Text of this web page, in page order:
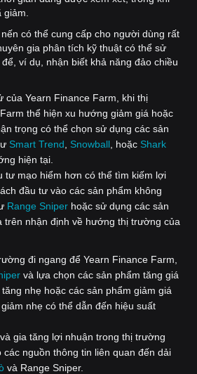
có thể cung cấp cho người dùng rất
gia phân tích kỹ thuật có thể sử
ví dụ, nhận biết khả năng đảo chiều
của Yearn Finance Farm, khi thị
thể hiện xu hướng giảm giá hoặc
trọng có thể chọn sử dụng các sản
Smart Trend Snowball , hoặc ‌Shark
hiện tại.
tư mạo hiểm hơn có thể tìm kiếm lợi
đầu tư vào các sản phẩm không
Range Sniper hoặc sử dụng các sản
trên nhận định về hướng thị trường của
đi ngang để Yearn Finance Farm,
và lựa chọn các sản phẩm tăng giá
nhẹ hoặc các sản phẩm giảm giá
nhẹ có thể dẫn đến hiệu suất
gia tăng lợi nhuận trong thị trường
các nguồn thông tin liên quan đến dải
và Range Sniper.